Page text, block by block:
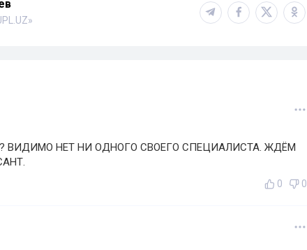
ВИДИМО НЕТ НИ ОДНОГО СВОЕГО СПЕЦИАЛИСТА. ЖДЁМ
0 0